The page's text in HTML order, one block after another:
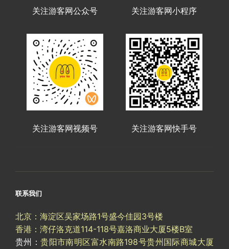
关注游客网公众号 关注游客网小程序
关注游客网视频号 关注游客网快手号
联系我们
北京：海淀区吴家场路1号盛今佳园3号楼
香港：湾仔洛克道114-118号嘉洛商业大厦5楼B室
贵州：贵阳市南明区富水南路198号贵州国际商城大厦